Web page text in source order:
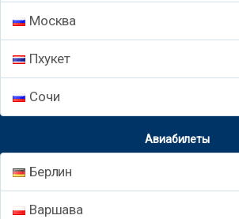
Москва
Пхукет
Сочи
Авиабилеты
Берлин
Варшава